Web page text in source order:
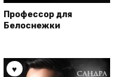
Профессор для
Белоснежки